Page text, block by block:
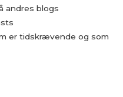
blogs
er tidskrævende og som